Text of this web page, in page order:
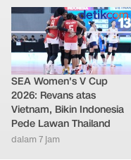
SEA Women's V Cup
2026: Revans atas
Vietnam, Bikin Indonesia
Pede Lawan Thailand
dalam 7 jam